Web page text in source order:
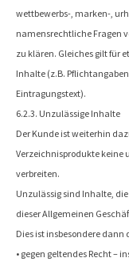
wettbewerbs-, marken-,
namensrechtliche Fragen
zu klären. Gleiches gilt für
Inhalte (z.B.
Eintragungstext).
6.2.3. Unzulässige Inhalte
Der Kunde ist weiterhin
Verzeichnisprodukte keine
verbreiten.
Unzulässig sind Inhalte,
dieser Allgemeinen
Dies ist insbesondere
• gegen geltendes Recht –